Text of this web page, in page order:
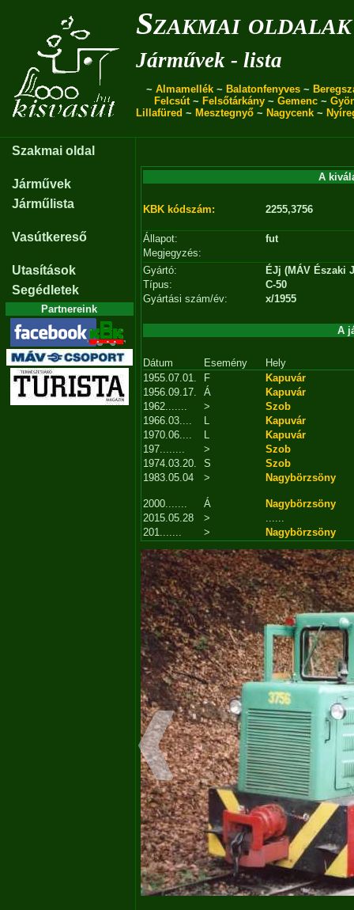
Szakmai oldalak
Járművek - lista
~ Almamellék ~ Balatonfenyves ~
Felcsút~ Felsőtárkány ~ Gemenc ~
Lillafüred ~ Mesztegnyő ~ Nagycenk ~
Szakmai oldal
Járművek
Járműlista
Vasútkereső
Utasítások
Segédletek
Partnereink
A
KBK kódszám: 2255,3756
Állapot:
fut
Megjegyzés:
Gyártó:
ÉJj (MÁV Északi
Típus:
C-50
Gyártási szám/év:
x/1955
A
Dátum Esemény
Hely
1955.07.01.
F
Kapuvár
1956.09.17.
Á
Kapuvár
1962.......
>
Szob
1966.03....
L
Kapuvár
1970.06....
L
Kapuvár
197........
>
Szob
1974.03.20.
S
Szob
1983.05.04
> Nagybörzsöny
2000....... Á
Nagybörzsöny
2015.05.28
>
......
201.......
> Nagybörzsöny